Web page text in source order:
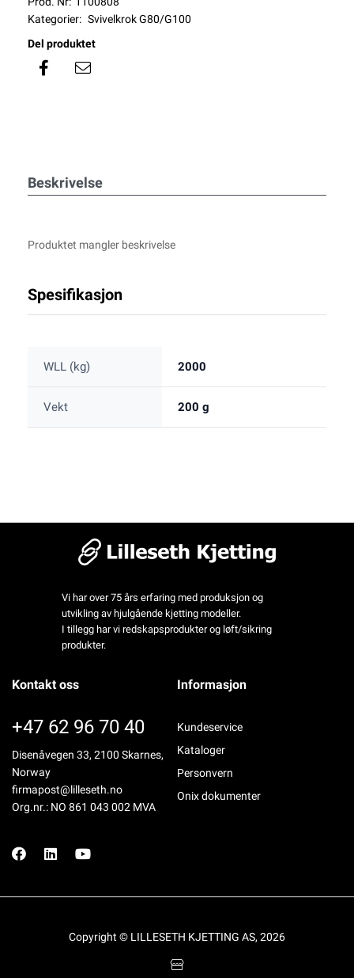
Kategorier: Svivelkrok G80/G100
Del produktet
Beskrivelse
Produktet mangler beskrivelse
Spesifikasjon
WLL (kg) 2000
Vekt 200 g
Vi har over 75 års erfaring med produksjon og
utvikling av hjulgående kjetting modeller.
I tillegg har vi redskapsprodukter og løft/sikring
produkter.
Kontakt oss
+47 62 96 70 40
Disenåvegen 33, 2100 Skarnes,
Norway
firmapost@lilleseth.no
Org.nr.: NO 861 043 002 MVA
Informasjon
Kundeservice
Kataloger
Personvern
Onix dokumenter
Copyright © LILLESETH KJETTING AS, 2026